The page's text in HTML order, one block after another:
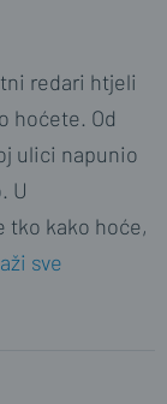
redari htjeli
hoćete. Od
ulici napunio
U
tko kako hoće,
sve